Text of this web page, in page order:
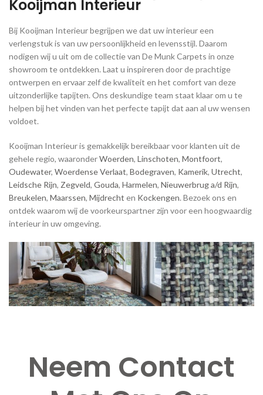
Kooijman Interieur
Bij Kooijman Interieur begrijpen we dat uw interieur een
verlengstuk is van uw persoonlijkheid en levensstijl. Daarom
nodigen wij u uit om de collectie van De Munk Carpets in onze
showroom te ontdekken. Laat u inspireren door de prachtige
ontwerpen en ervaar zelf de kwaliteit en het comfort van deze
uitzonderlijke tapijten. Ons deskundige team staat klaar om u te
helpen bij het vinden van het perfecte tapijt dat aan al uw wensen
voldoet.
Kooijman Interieur is gemakkelijk bereikbaar voor klanten uit de
gehele regio, waaronderWoerden, Linschoten, Montfoort,
Oudewater, Woerdense Verlaat, Bodegraven, Kamerik, Utrecht,
Leidsche Rijn, Zegveld, Gouda, Harmelen, Nieuwerbrug a/d Rijn,
Breukelen, Maarssen, Mijdrecht en Kockengen. Bezoek ons en
ontdek waarom wij de voorkeurspartner zijn voor een hoogwaardig
interieur in uw omgeving.
Neem Contact